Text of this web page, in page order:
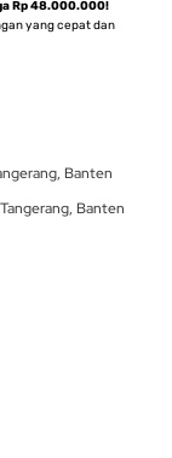
Rp 48.000.000!
yang cepat dan
Banten
Banten